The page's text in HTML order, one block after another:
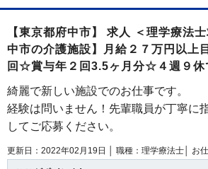
【東京都府中市】 求人 ＜理学療法
中市の介護施設】月給２７万円以上
回☆賞与年２回3.5ヶ月分☆４週９休
綺麗で新しい施設でのお仕事です。
経験は問いません！先輩職員が丁寧に
してご応募ください。
更新日：2022年02月19日 │ 職種：理学療法士│ お